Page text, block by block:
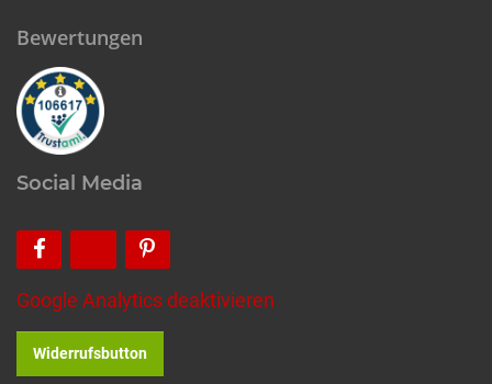
Bewertungen
Social Media
Google Analytics deaktivieren
Widerrufsbutton